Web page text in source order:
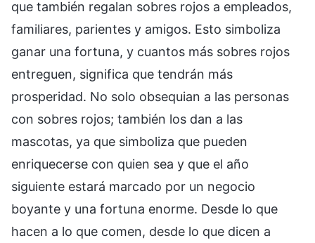
que también regalan sobres rojos a empleados,
familiares, parientes y amigos. Esto simboliza
ganar una fortuna, y cuantos más sobres rojos
entreguen, significa que tendrán más
prosperidad. No solo obsequian a las personas
con sobres rojos; también los dan a las
mascotas, ya que simboliza que pueden
enriquecerse con quien sea y que el año
siguiente estará marcado por un negocio
boyante y una fortuna enorme. Desde lo que
hacen a lo que comen, desde lo que dicen a